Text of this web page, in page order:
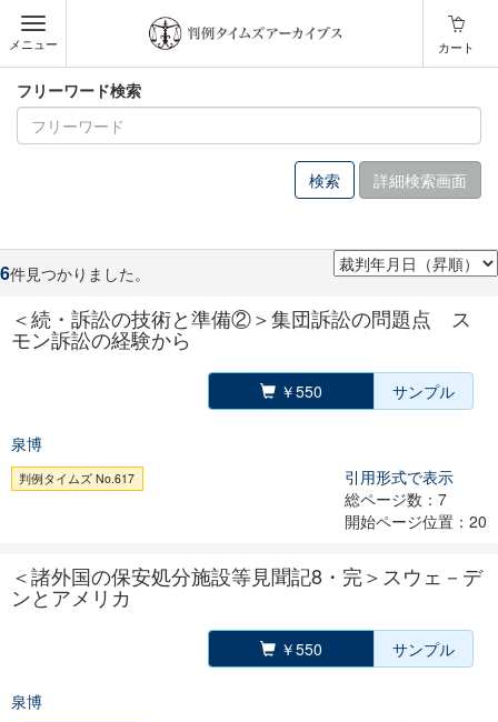
メニュー カート
フリーワード検索
詳細検索画面
6件見つかりました。
＜続・訴訟の技術と準備②＞集団訴訟の問題点 ス
モン訴訟の経験から
￥550 サンプル
泉博
判例タイムズ No.617
引用形式で表示
総ページ数：7
開始ページ位置：20
＜諸外国の保安処分施設等見聞記8・完＞スウェ－デ
ンとアメリカ
￥550 サンプル
泉博